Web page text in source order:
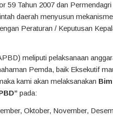
59 Tahun 2007 dan
daerah menyusun
Peraturan / Keputusan
meliputi pelaksanaan
Pemda, baik Eksekutif
kami akan melaksanakan
pada:
Oktober, November,